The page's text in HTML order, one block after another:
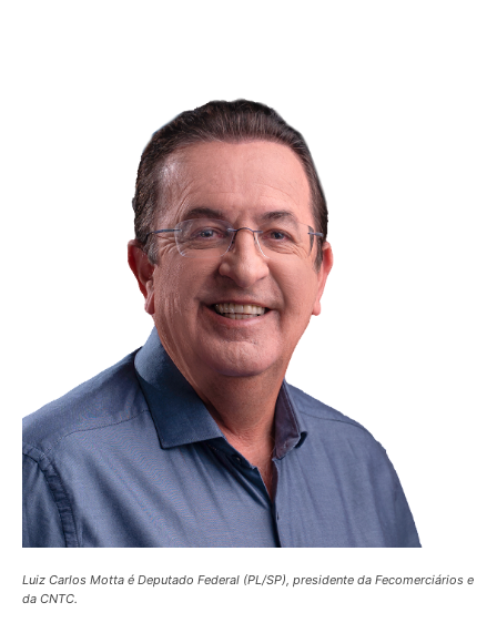
Luiz Carlos Motta é Deputado Federal (PL/SP), presidente da Fecomerciários e
da CNTC.